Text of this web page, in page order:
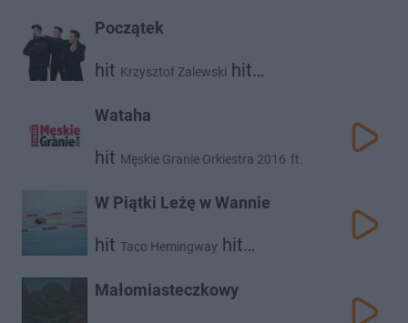
Początek
hit Krzysztof Zalewski hit
Wataha
hit Męskie Granie Orkiestra 2016 ft.
W Piątki Leżę w Wannie
hit Taco Hemingway hit
Małomiasteczkowy